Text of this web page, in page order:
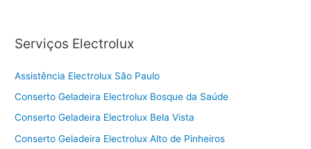
Serviços Electrolux
Assistência Electrolux São Paulo
Conserto Geladeira Electrolux Bosque da Saúde
Conserto Geladeira Electrolux Bela Vista
Conserto Geladeira Electrolux Alto de Pinheiros